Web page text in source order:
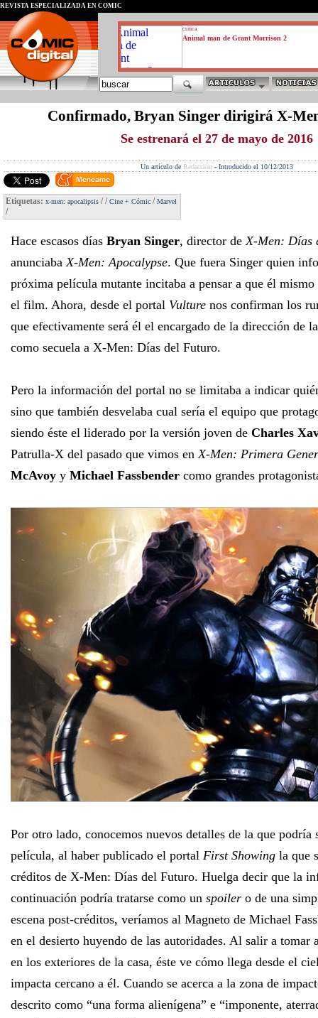
critica
Animal man de Grant Morrison 2
REVISTA ESPECIALIZADA EN CÓMIC
Confirmado, Bryan Singer dirigirá X-
Se estrenará el 27 de mayo de 2016
Un artículo de Redacción - Introducido el 10/12/2013
Etiquetas: x-men: apocalipsis //Cine + Cómic /Marvel
/
Hace escasos días Bryan Singer, director deX-Men: Días
anunciabaX-Men: Apocalypse. Que fuera Singer quien
próxima película mutante incitaba a pensar a que él
el film. Ahora, desde el portal Vulture nos confirman los
que efectivamente será él el encargado de la dirección de
como secuela a X-Men: Días del Futuro.
Pero la información del portal no se limitaba a indicar
sino que también desvelaba cual sería el equipo que
siendo éste el liderado por la versión joven de Charles
Patrulla-X del pasado que vimos enX-Men: Primera
McAvoy y Michael Fassbender como grandes
Por otro lado, conocemos nuevos detalles de la que podría
película, al haber publicado el portal First Showing la que
créditos de X-Men: Días del Futuro. Huelga decir que la
continuación podría tratarse como un spoiler o de una
escena post-créditos, veríamos al Magneto de Michael
en el desierto huyendo de las autoridades. Al salir a tomar
en los exteriores de la casa, éste ve cómo llega desde el
impacta cercano a él. Cuando se acerca a la zona de
descrito como “una forma alienígena” e “imponente,